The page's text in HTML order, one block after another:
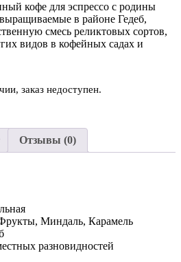
кофе для эспрессо с родины
в районе Гедеб,
смесь реликтовых сортов,
видов в кофейных садах и
заказ недоступен.
Отзывы (0)
Миндаль, Карамель
разновидностей